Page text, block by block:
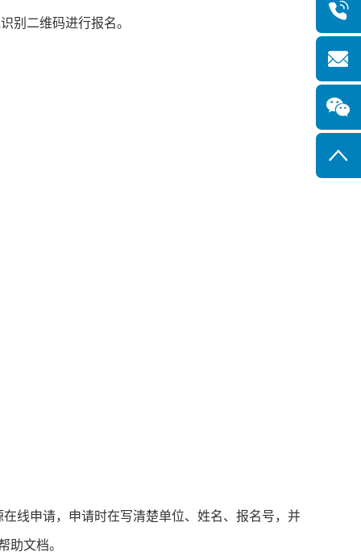
别二维码进行报名。
线申请，申请时在写清楚单位、姓名、报名号，并
助文档。